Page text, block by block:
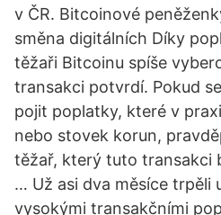
v ČR. Bitcoinové
směna digitálních Díky
těžaři Bitcoinu spíše
transakci potvrdí. Pokud
pojit poplatky, které v
nebo stovek korun,
těžař, který tuto transakci
… Už asi dva měsíce trpěli
vysokými transakčními